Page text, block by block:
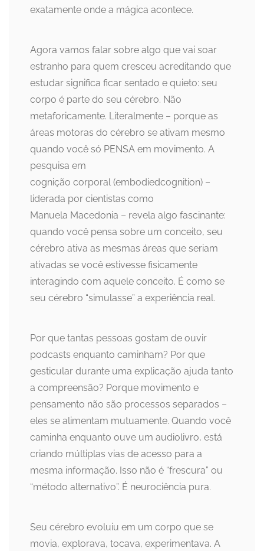
exatamente onde a mágica acontece.
Agora vamos falar sobre algo que vai soar
estranho para quem cresceu acreditando que
estudar significa ficar sentado e quieto: seu
corpo é parte do seu cérebro. Não
metaforicamente. Literalmente – porque as
áreas motoras do cérebro se ativam mesmo
quando você só PENSA em movimento. A
pesquisa em
cognição corporal (embodiedcognition) –
liderada por cientistas como
Manuela Macedonia – revela algo fascinante:
quando você pensa sobre um conceito, seu
cérebro ativa as mesmas áreas que seriam
ativadas se você estivesse fisicamente
interagindo com aquele conceito. É como se
seu cérebro “simulasse” a experiência real.
Por que tantas pessoas gostam de ouvir
podcasts enquanto caminham? Por que
gesticular durante uma explicação ajuda tanto
a compreensão? Porque movimento e
pensamento não são processos separados –
eles se alimentam mutuamente. Quando você
caminha enquanto ouve um audiolivro, está
criando múltiplas vias de acesso para a
mesma informação. Isso não é “frescura” ou
“método alternativo”. É neurociência pura.
Seu cérebro evoluiu em um corpo que se
movia, explorava, tocava, experimentava. A